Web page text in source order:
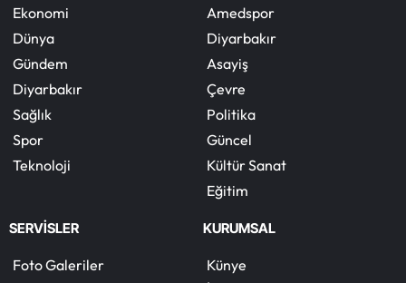
Ekonomi
Dünya
Gündem
Diyarbakır
Sağlık
Spor
Teknoloji
Amedspor
Diyarbakır
Asayiş
Çevre
Politika
Güncel
Kültür Sanat
Eğitim
SERVİSLER
Foto Galeriler
KURUMSAL
Künye